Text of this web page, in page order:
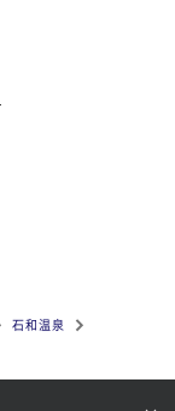
石和温泉